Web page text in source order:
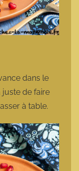
dans le
juste de faire
à table.